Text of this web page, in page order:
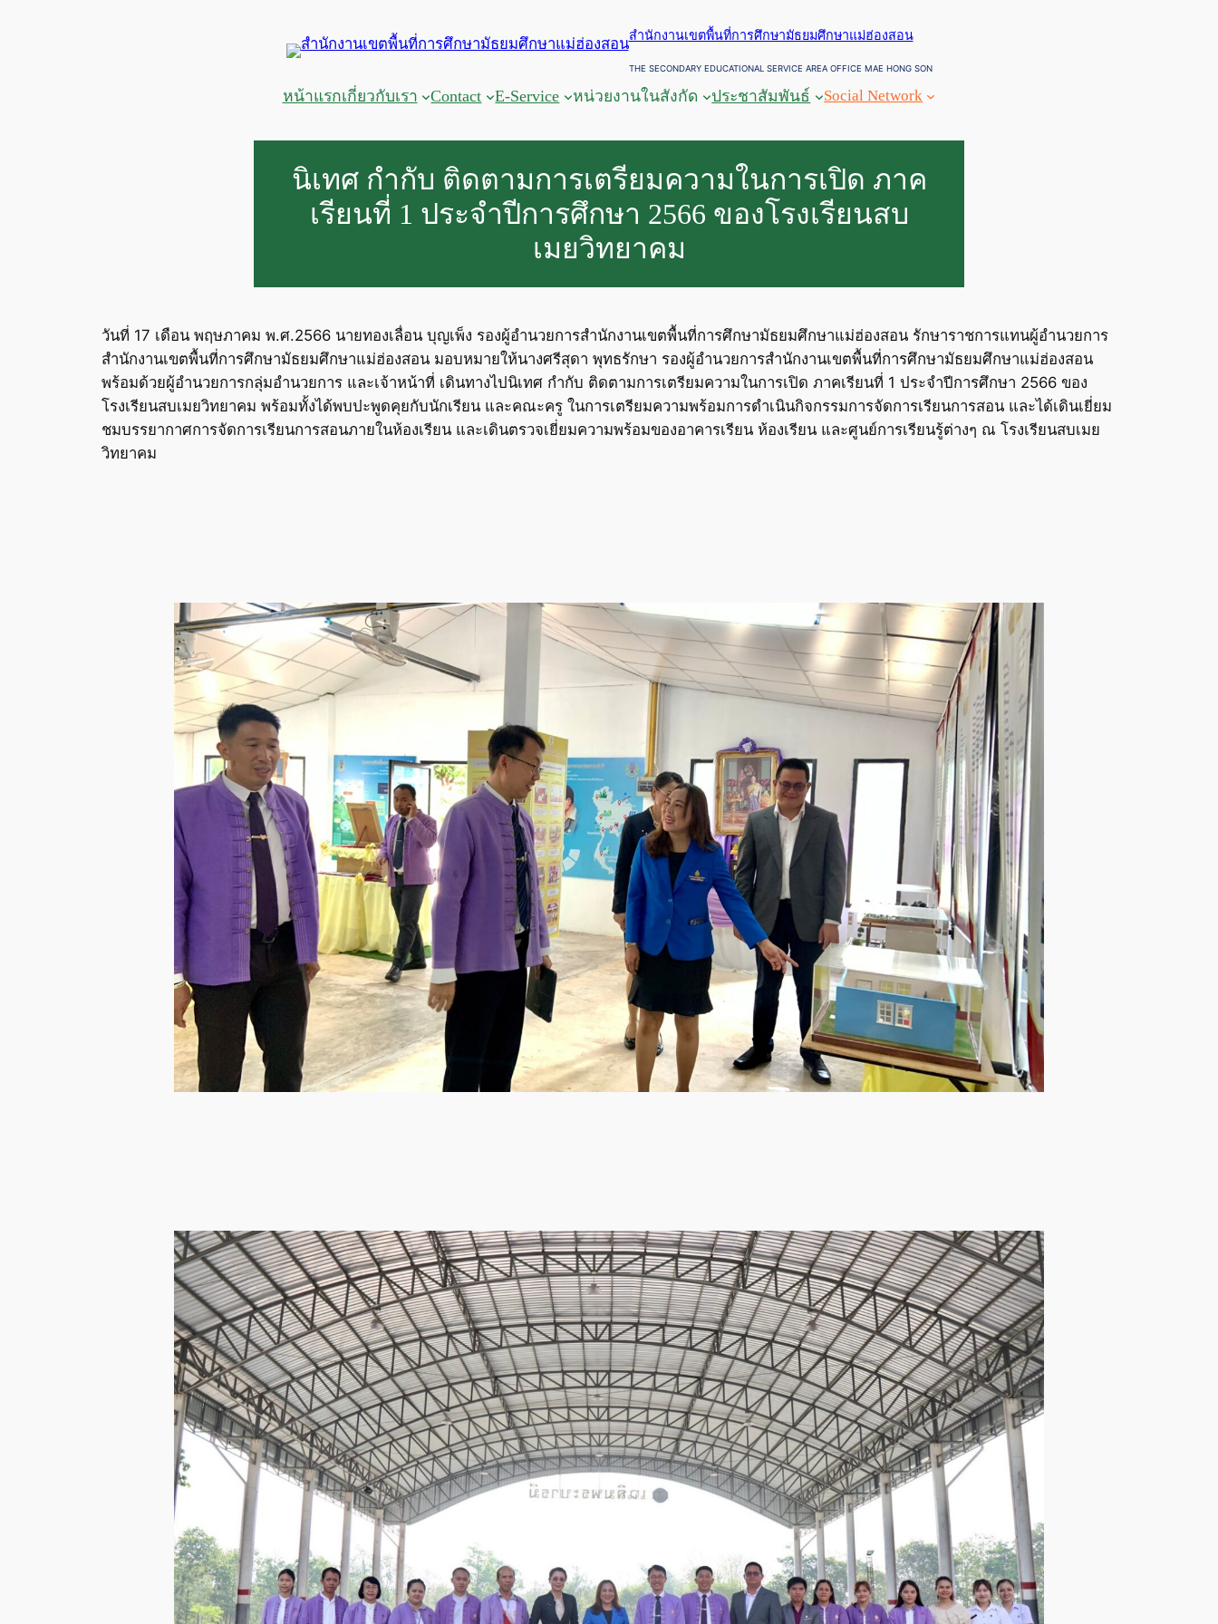
สำนักงานเขตพื้นที่การศึกษามัธยมศึกษาแม่ฮ่องสอน
THE SECONDARY EDUCATIONAL SERVICE AREA OFFICE MAE HONG SON
หน้าแรกเกี่ยวกับเรา Contact E-Service หน่วยงานในสังกัด ประชาสัมพันธ์ Social Network
นิเทศ กำกับ ติดตามการเตรียมความในการเปิด ภาค
เรียนที่ 1 ประจำปีการศึกษา 2566 ของโรงเรียนสบ
เมยวิทยาคม
วันที่ 17 เดือน พฤษภาคม พ.ศ.2566 นายทองเลื่อน บุญเพ็ง รองผู้อำนวยการสำนักงานเขตพื้นที่การศึกษามัธยมศึกษาแม่ฮ่องสอน รักษาราชการแทนผู้อำนวยการ
สำนักงานเขตพื้นที่การศึกษามัธยมศึกษาแม่ฮ่องสอน มอบหมายให้นางศรีสุดา พุทธรักษา รองผู้อำนวยการสำนักงานเขตพื้นที่การศึกษามัธยมศึกษาแม่ฮ่องสอน
พร้อมด้วยผู้อำนวยการกลุ่มอำนวยการ และเจ้าหน้าที่ เดินทางไปนิเทศ กำกับ ติดตามการเตรียมความในการเปิด ภาคเรียนที่ 1 ประจำปีการศึกษา 2566 ของ
โรงเรียนสบเมยวิทยาคม พร้อมทั้งได้พบปะพูดคุยกับนักเรียน และคณะครู ในการเตรียมความพร้อมการดำเนินกิจกรรมการจัดการเรียนการสอน และได้เดินเยี่ยม
ชมบรรยากาศการจัดการเรียนการสอนภายในห้องเรียน และเดินตรวจเยี่ยมความพร้อมของอาคารเรียน ห้องเรียน และศูนย์การเรียนรู้ต่างๆ ณ โรงเรียนสบเมย
วิทยาคม